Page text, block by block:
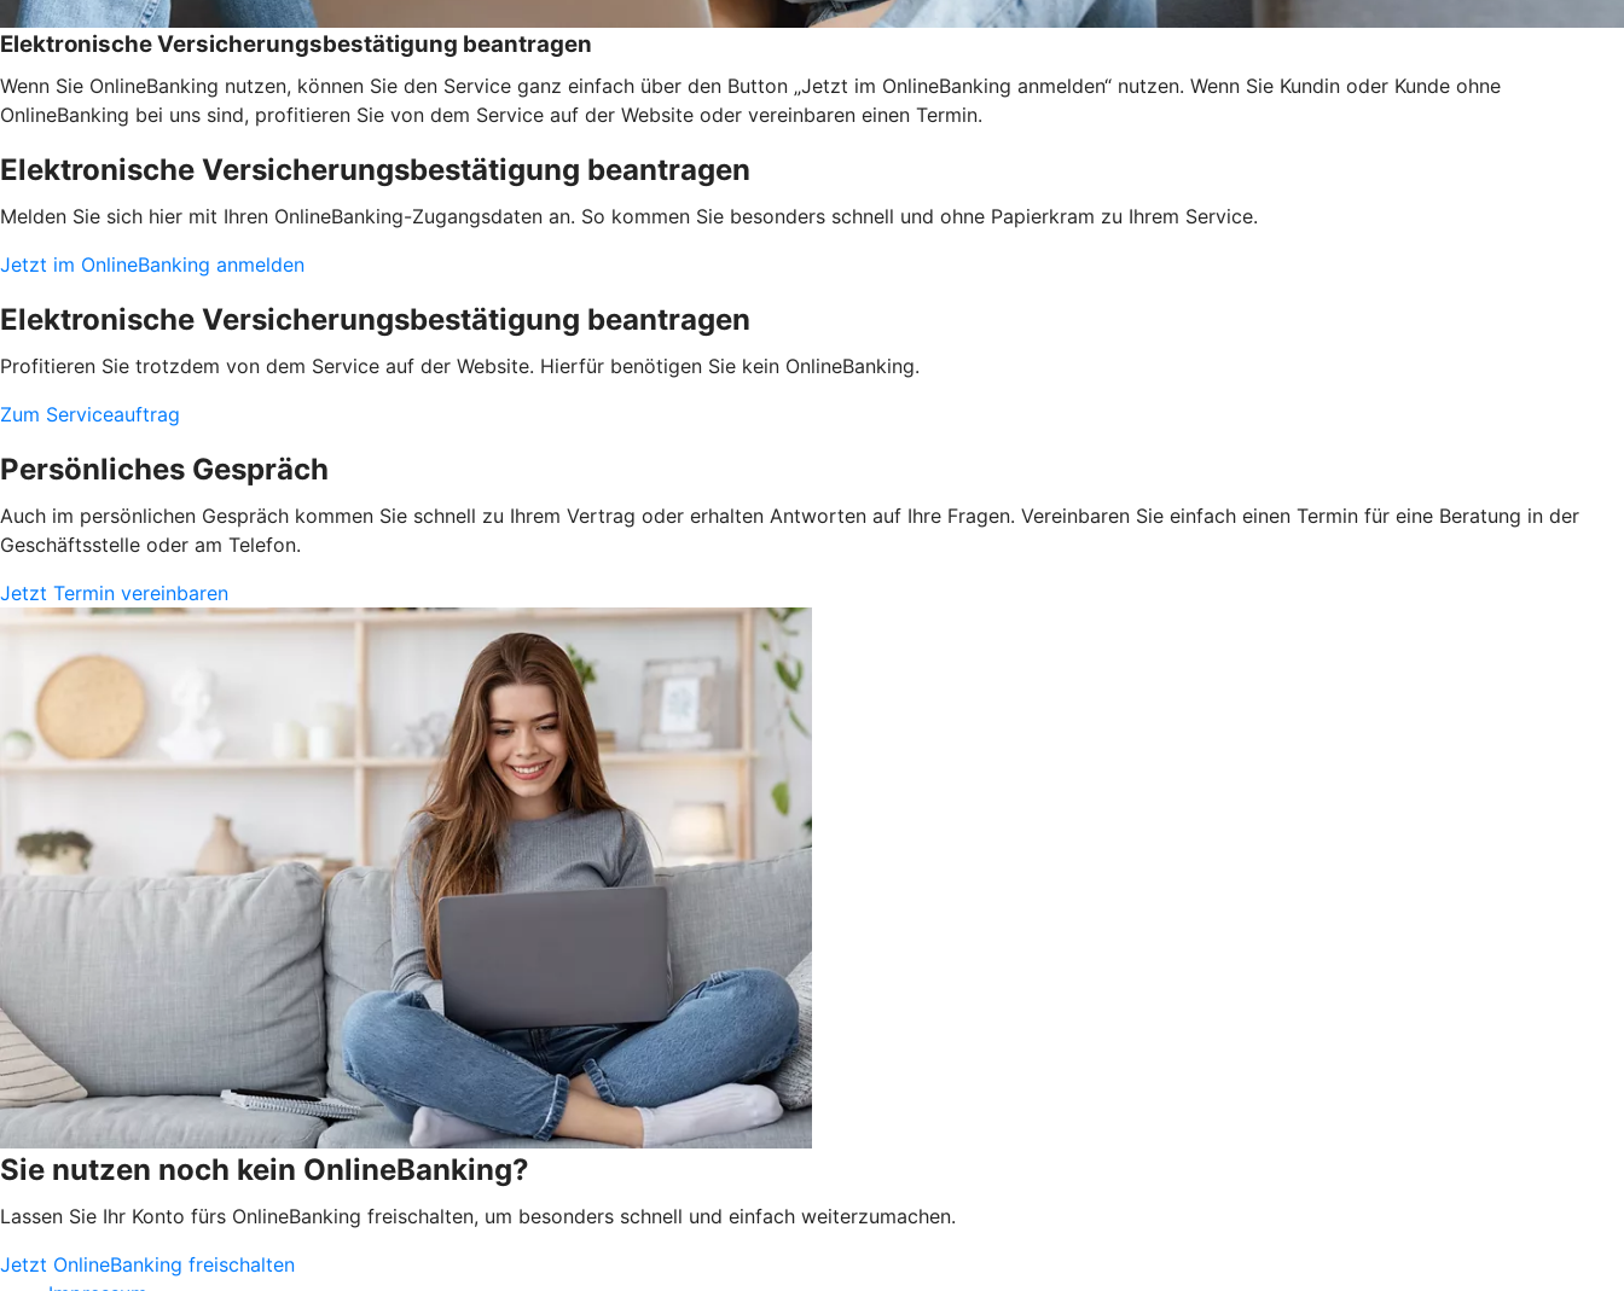
Elektronische Versicherungsbestätigung beantragen
Wenn Sie OnlineBanking nutzen, können Sie den Service ganz einfach über den Button „Jetzt im OnlineBanking anmelden“ nutzen. Wenn Sie Kundin oder Kunde ohne
OnlineBanking bei uns sind, profitieren Sie von dem Service auf der Website oder vereinbaren einen Termin.
Elektronische Versicherungsbestätigung beantragen
Melden Sie sich hier mit Ihren OnlineBanking-Zugangsdaten an. So kommen Sie besonders schnell und ohne Papierkram zu Ihrem Service.
Jetzt im OnlineBanking anmelden
Elektronische Versicherungsbestätigung beantragen
Profitieren Sie trotzdem von dem Service auf der Website. Hierfür benötigen Sie kein OnlineBanking.
Zum Serviceauftrag
Persönliches Gespräch
Auch im persönlichen Gespräch kommen Sie schnell zu Ihrem Vertrag oder erhalten Antworten auf Ihre Fragen. Vereinbaren Sie einfach einen Termin für eine Beratung in der
Geschäftsstelle oder am Telefon.
Jetzt Termin vereinbaren
Sie nutzen noch kein OnlineBanking?
Lassen Sie Ihr Konto fürs OnlineBanking freischalten, um besonders schnell und einfach weiterzumachen.
Jetzt OnlineBanking freischalten